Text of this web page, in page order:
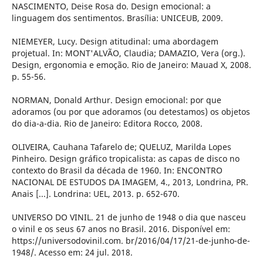
NASCIMENTO, Deise Rosa do. Design emocional: a
linguagem dos sentimentos. Brasília: UNICEUB, 2009.
NIEMEYER, Lucy. Design atitudinal: uma abordagem
projetual. In: MONT'ALVÃO, Claudia; DAMAZIO, Vera (org.).
Design, ergonomia e emoção. Rio de Janeiro: Mauad X, 2008.
p. 55-56.
NORMAN, Donald Arthur. Design emocional: por que
adoramos (ou por que adoramos (ou detestamos) os objetos
do dia-a-dia. Rio de Janeiro: Editora Rocco, 2008.
OLIVEIRA, Cauhana Tafarelo de; QUELUZ, Marilda Lopes
Pinheiro. Design gráfico tropicalista: as capas de disco no
contexto do Brasil da década de 1960. In: ENCONTRO
NACIONAL DE ESTUDOS DA IMAGEM, 4., 2013, Londrina, PR.
Anais [...]. Londrina: UEL, 2013. p. 652-670.
UNIVERSO DO VINIL. 21 de junho de 1948 o dia que nasceu
o vinil e os seus 67 anos no Brasil. 2016. Disponível em:
https://universodovinil.com. br/2016/04/17/21-de-junho-de-
1948/. Acesso em: 24 jul. 2018.